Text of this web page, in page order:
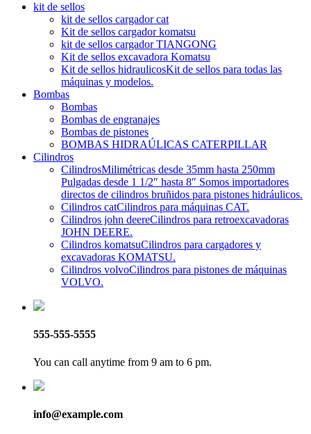
kit de sellos
kit de sellos cargador cat
Kit de sellos cargador komatsu
kit de sellos cargador TIANGONG
Kit de sellos excavadora Komatsu
Kit de sellos hidraulicosKit de sellos para todas las
máquinas y modelos.
Bombas
Bombas
Bombas de engranajes
Bombas de pistones
BOMBAS HIDRAÚLICAS CATERPILLAR
Cilindros
CilindrosMilimétricas desde 35mm hasta 250mm
Pulgadas desde 1 1/2″ hasta 8″ Somos importadores
directos de cilindros bruñidos para pistones hidráulicos.
Cilindros catCilindros para máquinas CAT.
Cilindros john deereCilindros para retroexcavadoras
JOHN DEERE.
Cilindros komatsuCilindros para cargadores y
excavadoras KOMATSU.
Cilindros volvoCilindros para pistones de máquinas
VOLVO.
555-555-5555
You can call anytime from 9 am to 6 pm.
info@example.com